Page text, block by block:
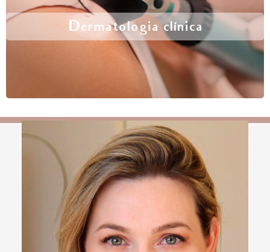
Dermatologia clínica